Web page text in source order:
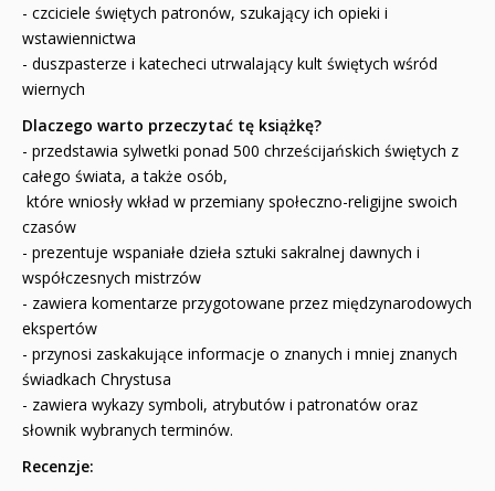
- czciciele świętych patronów, szukający ich opieki i
wstawiennictwa
- duszpasterze i katecheci utrwalający kult świętych wśród
wiernych
Dlaczego warto przeczytać tę książkę?
- przedstawia sylwetki ponad 500 chrześcijańskich świętych z
całego świata, a także osób,
które wniosły wkład w przemiany społeczno-religijne swoich
czasów
- prezentuje wspaniałe dzieła sztuki sakralnej dawnych i
współczesnych mistrzów
- zawiera komentarze przygotowane przez międzynarodowych
ekspertów
- przynosi zaskakujące informacje o znanych i mniej znanych
świadkach Chrystusa
- zawiera wykazy symboli, atrybutów i patronatów oraz
słownik wybranych terminów.
Recenzje: